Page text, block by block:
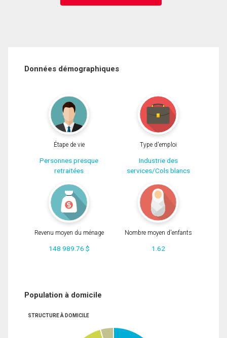
Données démographiques
Étape de vie
Personnes presque
retraitées
Type d'emploi
Industrie des
services/Cols blancs
Revenu moyen du ménage
148 989.76 $
Nombre moyen d'enfants
1.62
Population à domicile
STRUCTURE À DOMICILE